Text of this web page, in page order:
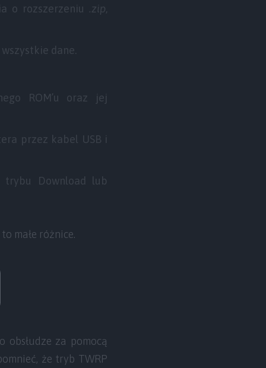
o rozszerzeniu .zip,
dane.
ROM’u oraz jej
przez kabel USB i
trybu Download lub
małe różnice.
obsłudze za pomocą
że tryb TWRP